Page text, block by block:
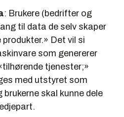
: Brukere (bedrifter og
til data de selv skaper
produkter.» Det vil si
som genererer
tjenester;»
med utstyret som
skal kunne dele